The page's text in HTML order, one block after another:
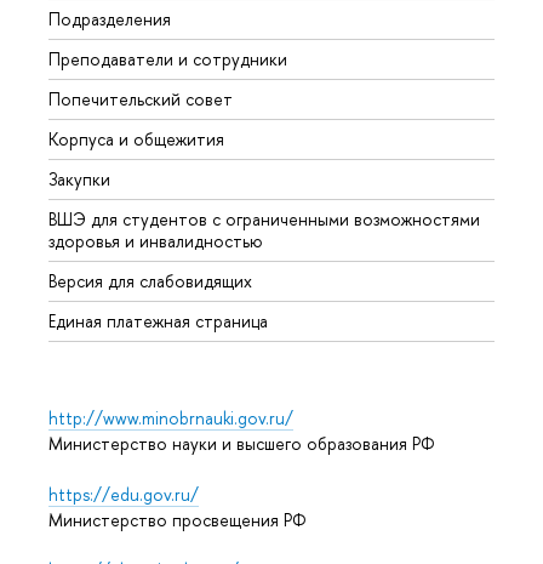
Подразделения
Преподаватели и сотрудники
Попечительский совет
Корпуса и общежития
Закупки
ВШЭ для студентов с ограниченными возможностями
здоровья и инвалидностью
Версия для слабовидящих
Единая платежная страница
http://www.minobrnauki.gov.ru/
Министерство науки и высшего образования РФ
https://edu.gov.ru/
Министерство просвещения РФ